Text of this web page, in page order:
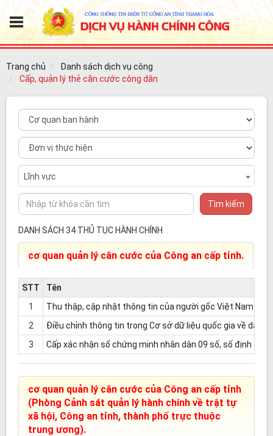
Trang chủ
Danh sách dịch vụ công
Cấp, quản lý thẻ căn cước công dân
Lĩnh vực
Tìm kiếm
DANH SÁCH 34 THỦ TỤC HÀNH CHÍNH
cơ quan quản lý căn cước của Công an cấp tỉnh.
STT
Tên
1
Thu thập, cập nhật thông tin của người gốc Việt Nam
2
Điều chỉnh thông tin trong Cơ sở dữ liệu quốc gia về dân
3
Cấp xác nhận số chứng minh nhân dân 09 số, số định
cơ quan quản lý căn cước của Công an cấp tỉnh
(Phòng Cảnh sát quản lý hành chính về trật tự
xã hội, Công an tỉnh, thành phố trực thuộc
trung ương).